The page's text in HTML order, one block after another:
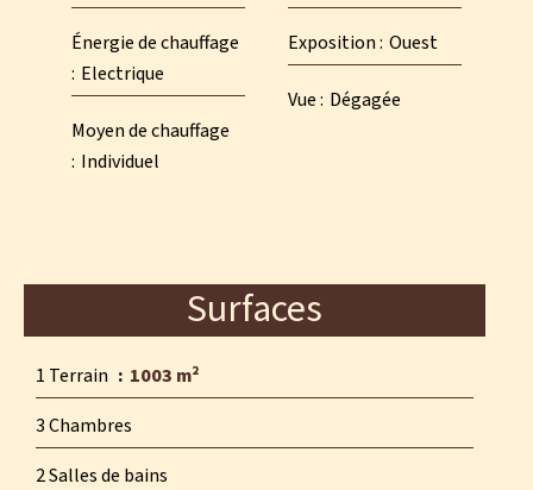
Énergie de chauffage
Electrique
Moyen de chauffage
Individuel
Exposition Ouest
Vue Dégagée
Surfaces
1 Terrain
1003 m²
3 Chambres
2 Salles de bains